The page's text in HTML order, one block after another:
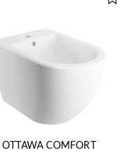
OTTAWA COMFORT